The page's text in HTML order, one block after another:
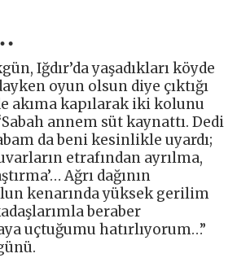
Iğdır’da yaşadıkları köyde
oyun olsun diye çıktığı
akıma kapılarak iki kolunu
annem süt kaynattı. Dedi
da beni kesinlikle uyardı;
etrafından ayrılma,
Ağrı dağının
kenarında yüksek gerilim
beraber
uçtuğumu hatırlıyorum…”